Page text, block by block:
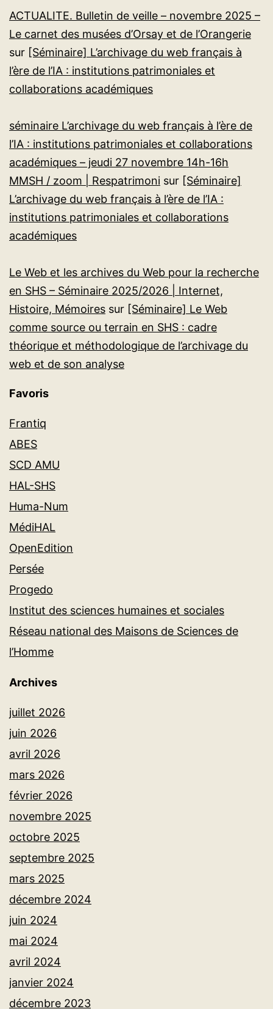
ACTUALITE. Bulletin de veille – novembre 2025 –
Le carnet des musées d’Orsay et de l’Orangerie
sur [Séminaire] L’archivage du web français à
l’ère de l’IA : institutions patrimoniales et
collaborations académiques
séminaire L’archivage du web français à l’ère de
l’IA : institutions patrimoniales et collaborations
académiques – jeudi 27 novembre 14h-16h
MMSH / zoom | Respatrimoni sur [Séminaire]
L’archivage du web français à l’ère de l’IA :
institutions patrimoniales et collaborations
académiques
Le Web et les archives du Web pour la recherche
en SHS – Séminaire 2025/2026 | Internet,
Histoire, Mémoires sur [Séminaire] Le Web
comme source ou terrain en SHS : cadre
théorique et méthodologique de l’archivage du
web et de son analyse
Favoris
Frantiq
ABES
SCD AMU
HAL-SHS
Huma-Num
MédiHAL
OpenEdition
Persée
Progedo
Institut des sciences humaines et sociales
Réseau national des Maisons de Sciences de
l’Homme
Archives
juillet 2026
juin 2026
avril 2026
mars 2026
février 2026
novembre 2025
octobre 2025
septembre 2025
mars 2025
décembre 2024
juin 2024
mai 2024
avril 2024
janvier 2024
décembre 2023